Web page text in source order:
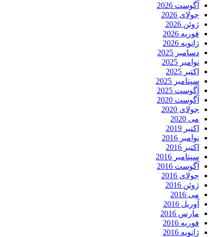
آگوست 2026
جولای 2026
ژوئن 2026
فوریه 2026
ژانویه 2026
دسامبر 2025
نوامبر 2025
اکتبر 2025
سپتامبر 2025
آگوست 2025
آگوست 2020
جولای 2020
می 2020
اکتبر 2019
نوامبر 2016
اکتبر 2016
سپتامبر 2016
آگوست 2016
جولای 2016
ژوئن 2016
می 2016
آوریل 2016
مارس 2016
فوریه 2016
ژانویه 2016